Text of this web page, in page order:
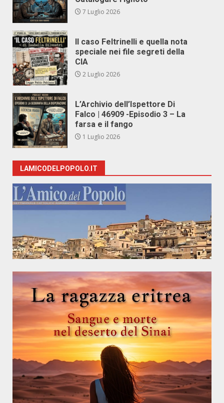
7 Luglio 2026
Il caso Feltrinelli e quella nota
speciale nei file segreti della
CIA
2 Luglio 2026
L’Archivio dell’Ispettore Di
Falco | 46909 -Episodio 3 – La
farsa e il fango
1 Luglio 2026
LAMICODELPOPOLO.IT